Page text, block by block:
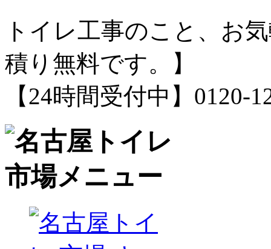
トイレ工事のこと、お
積り無料です。】
【24時間受付中】0120-